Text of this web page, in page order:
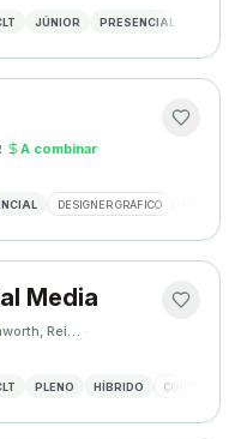
JÚNIOR PRESENCIAL
· A combinar·
DESIGNER GRÁFICO
Media
Letchworth, Reino Unido ·
PLENO HÍBRIDO CONTENT